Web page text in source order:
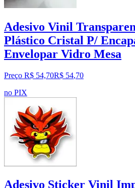
Adesivo Vinil
Plástico Cristal P/
Envelopar Vidro Mesa
Preço R$ 54,70R$ 54,70
no PIX
Adesivo Sticker Vinil